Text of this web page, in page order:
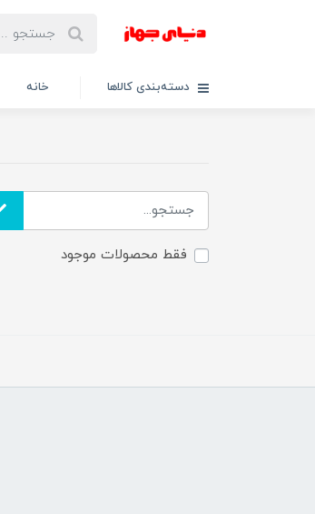
دسته‌بندی کالاها خانه
فقط محصولات موجود